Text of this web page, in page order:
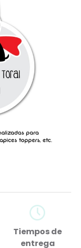
Tiempos de
entrega